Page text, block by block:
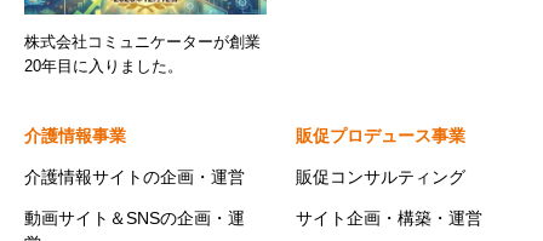
株式会社コミュニケーターが創業
20年目に入りました。
介護情報事業
介護情報サイトの企画・運営
動画サイト＆SNSの企画・運
販促プロデュース事業
販促コンサルティング
サイト企画・構築・運営